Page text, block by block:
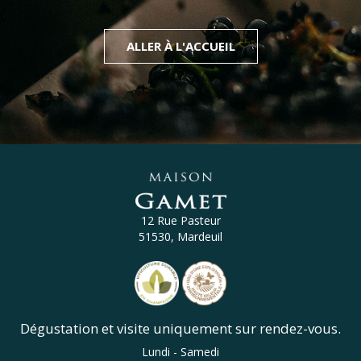
ALLER À L'ACCUEIL
12 Rue Pasteur
51530, Mardeuil
Dégustation et visite uniquement sur rendez-vous.
Lundi - Samedi